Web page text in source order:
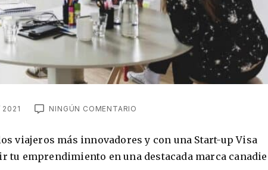
NINGÚN COMENTARIO
viajeros más innovadores y con una Start-up Visa
tu emprendimiento en una destacada marca